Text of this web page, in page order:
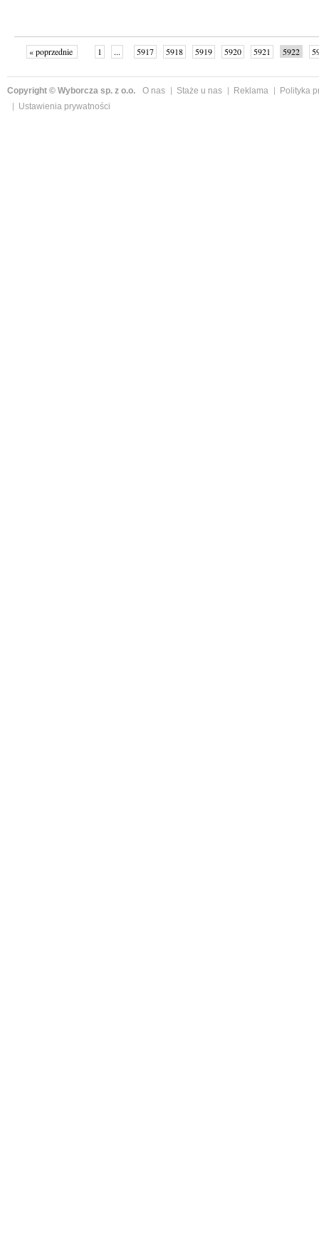
« poprzednie 1 ... 5917 5918 5919 5920 5921 5922
Copyright © Wyborcza sp. z o.o. O nas Staże u nas Reklama
Polityka
Ustawienia prywatności